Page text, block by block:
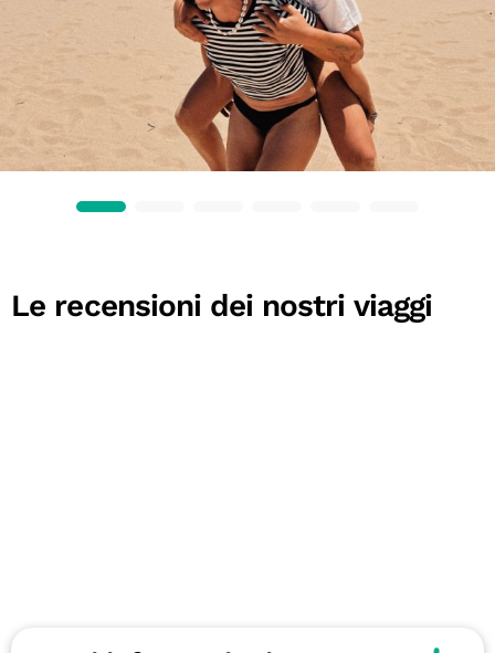
Le recensioni dei nostri viaggi